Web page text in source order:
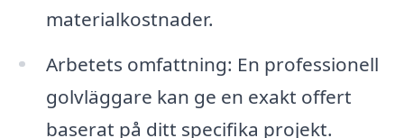
materialkostnader.
Arbetets omfattning: En professionell
golvläggare kan ge en exakt offert
baserat på ditt specifika projekt.